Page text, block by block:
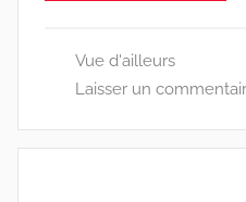
0
Vue d'ailleurs
Laisser un